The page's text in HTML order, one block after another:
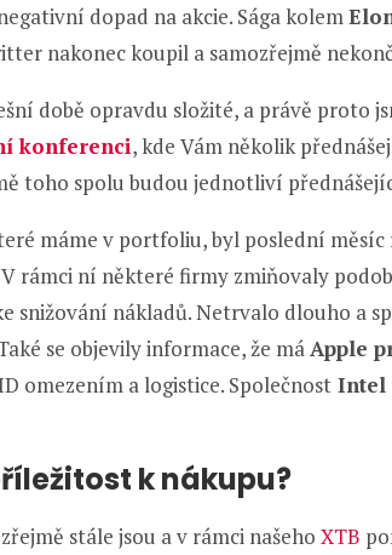
dopad na akcie. Sága kolem
nakonec koupil a samozřejmě
době opravdu složité, a právě proto
konferenci, kde Vám několik
toho spolu budou jednotliví
máme v portfoliu, byl poslední
V rámci ní některé firmy zmiňovaly
snižování nákladů. Netrvalo dlouho a
se objevily informace, že máApple
omezením a logistice. Společnost Intel
k nákupu?
stále jsou a v rámci našeho XTB